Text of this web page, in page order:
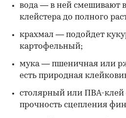
вода — в ней смешивают
клейстера до полного
крахмал — подойдет
картофельный;
мука — пшеничная или
есть природная
столярный или ПВА-
прочность сцепления